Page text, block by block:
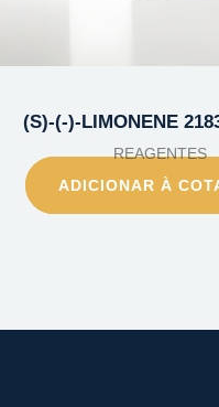
(S)-(-)-LIMONENE
REAGENTES
ADICIONAR À